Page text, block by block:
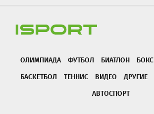
ОЛИМПИАДА ФУТБОЛ БИАТЛОН БОКС
БАСКЕТБОЛ
ТЕННИС ВИДЕО ДРУГИЕ
АВТОСПОРТ